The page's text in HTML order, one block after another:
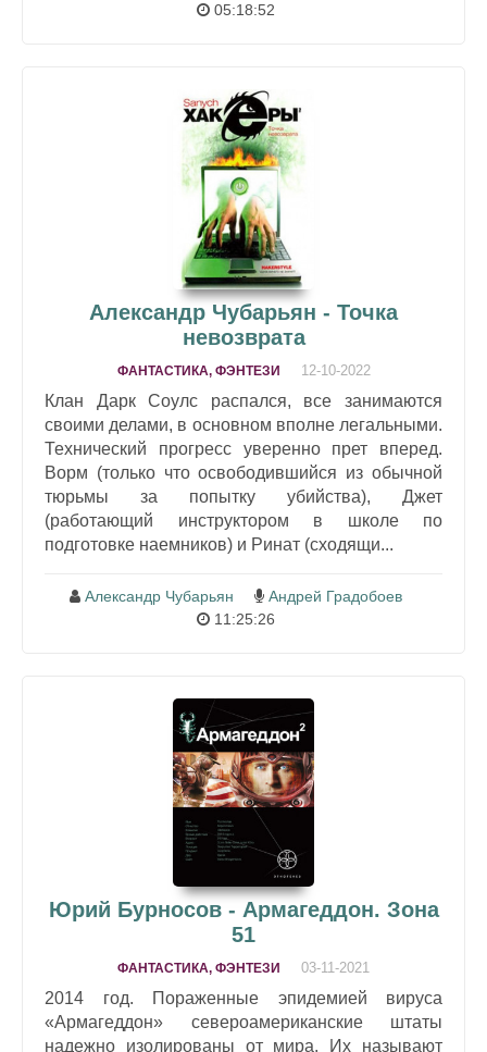
05:18:52
Александр Чубарьян - Точка
невозврата
ФАНТАСТИКА, ФЭНТЕЗИ 12-10-2022
Клан Дарк Соулс распался, все занимаются
своими делами, в основном вполне легальными.
Технический прогресс уверенно прет вперед.
Ворм (только что освободившийся из обычной
тюрьмы за попытку убийства), Джет
(работающий инструктором в школе по
подготовке наемников) и Ринат (сходящи...
Александр Чубарьян
Андрей Градобоев
11:25:26
Юрий Бурносов - Армагеддон. Зона
51
ФАНТАСТИКА, ФЭНТЕЗИ 03-11-2021
2014 год. Пораженные эпидемией вируса
«Армагеддон» североамериканские штаты
надежно изолированы от мира. Их называют